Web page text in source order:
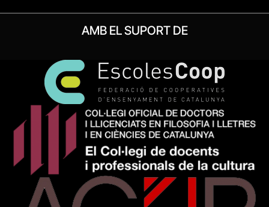
AMB EL SUPORT DE